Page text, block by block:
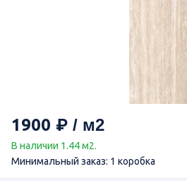
1900
В наличии 1.44 м2.
Минимальный заказ: 1 коробка